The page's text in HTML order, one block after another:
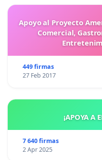
Apoyo al Proyecto
Comercial,
449 firmas
27 Feb 2017
¡APOYA A
7 640 firmas
2 Apr 2025